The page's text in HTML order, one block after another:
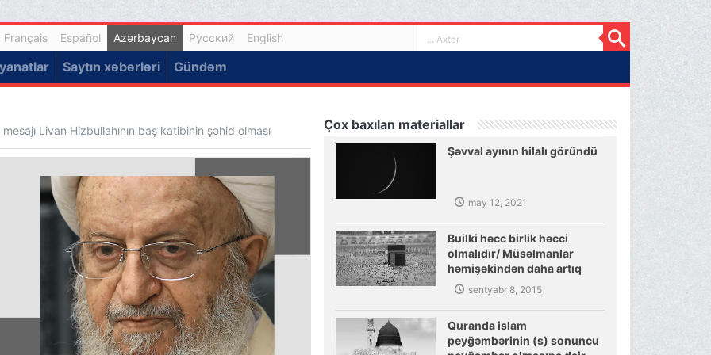
Français Español Azərbaycan Русский English
Saytın xəbərləri Gündəm
Livan Hizbullahının baş katibinin şəhid olması Çox baxılan materiallar
Şəvval ayının hilalı göründü
may 12, 2021
Builki həcc birlik həcci
olmalıdır/ Müsəlmanlar
həmişəkindən daha artıq
müttəfiq olmalıdırlar
sentyabr 8, 2015
Quranda islam
peyğəmbərinin (s) sonuncu